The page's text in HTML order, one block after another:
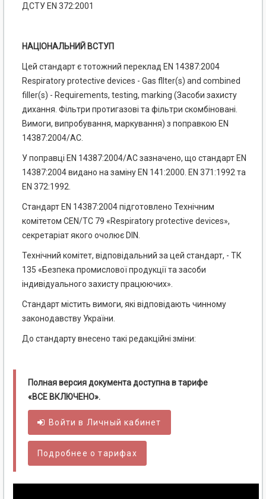
ДСТУ EN 372:2001
НАЦІОНАЛЬНИЙ ВСТУП
Цей стандарт є тотожний переклад EN 14387:2004
Respiratory protective devices - Gas fllter(s) and combined
filler(s) - Requirements, testing, marking (Засоби захисту
дихання. Фільтри протигазові та фільтри скомбіновані.
Вимоги, випробування, маркування) з поправкою EN
14387:2004/АС.
У поправці EN 14387:2004/АС зазначено, що стандарт EN
14387:2004 видано на заміну EN 141:2000. EN 371:1992 та
EN 372:1992.
Стандарт EN 14387:2004 підготовлено Технічним
комітетом CEN/TC 79 «Respiratory protective devices»,
секретаріат якого очолює DIN.
Технічний комітет, відповідальний за цей стандарт, - ТК
135 «Безпека промислової про­дукції та засоби
індивідуального захисту працюючих».
Стандарт містить вимоги, які відповідають чинному
законодавству України.
До стандарту внесено такі редакційні зміни:
Полная версия документа доступна в тарифе
«ВСЕ ВКЛЮЧЕНО».
Войти в Личный кабинет
Подробнее о тарифах